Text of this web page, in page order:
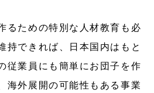
るための特別な人材教育も必
持できれば、日本国内はもと
従業員にも簡単にお団子を作
海外展開の可能性もある事業